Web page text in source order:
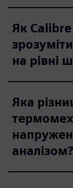
Як
на рівні
Яка
аналізом?